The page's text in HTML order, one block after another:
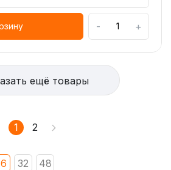
- +
ещё товары
1 2
32 48